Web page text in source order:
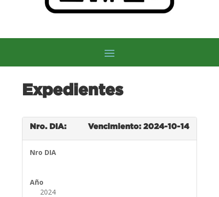
Expedientes
Nro. DIA: Vencimiento: 2024-10-14
Nro DIA
Año
2024